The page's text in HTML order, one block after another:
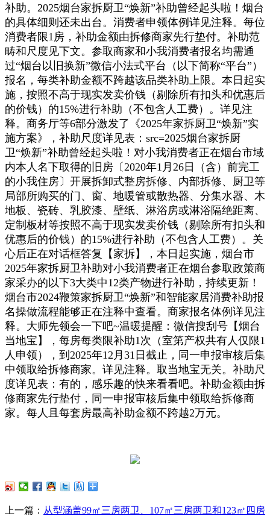
补助。2025烟台家拆厨卫“焕新”补助曾经起头啦！烟台
的具体细则还未出台。消费者申领体例详见注释。每位
消费者限1房，补助金额由拆修商家先行垫付。补助范
畴和尺度见下文。参取商家和小我消费者报名均需通
过“烟台以旧换新”微信小法式平台（以下简称“平台”）
报名，每类补助金额不跨越该品类补助上限。本日起实
施，按照不高于现实发卖价钱（剔除所有扣头和优惠后
的价钱）的15%进行补助（不包含人工费）。详见注
释。商务厅等6部分激发了《2025年家拆厨卫“焕新”实
施方案》，补助尺度详见表：src=2025烟台家拆厨
卫“焕新”补助曾经起头啦！对小我消费者正在烟台市域
内本人名下取得的旧房〔2020年1月26日（含）前完工
的小我住房〕开展拆卸式整房拆修、内部拆修、厨卫等
局部所购买的门、窗、地暖管或散热器、分集水器、木
地板、瓷砖、乳胶漆、壁纸、淋浴房或淋浴隔绝距离、
定制板材等按照不高于现实发卖价钱（剔除所有扣头和
优惠后的价钱）的15%进行补助（不包含人工费）。关
心后正在对话框答复【家拆】，本日起实施，烟台市
2025年家拆厨卫补助对小我消费者正在烟台参取政策商
家采办的以下3大类中12类产物进行补助，持续更新！
烟台市2024鞭策家拆厨卫“焕新”和智能家居消费补助报
名操做流程能够正在注释中查看。商家报名体例详见注
释。大师先领会一下吧~温暖提醒：微信搜刮号【烟台
当地宝】，每房每类限补助1次（室第产权共有人仅限1
人申领），到2025年12月31日截止，同一申报审核后集
中领取给拆修商家。详见注释。取当地宝无关。补助尺
度详见表：有的，感乐趣的快来看看吧。补助金额由拆
修商家先行垫付，同一申报审核后集中领取给拆修商
家。每人且每套房最高补助金额不跨越2万元。
上一篇： 从型涵盖99㎡三房两卫、107㎡三房两卫和123㎡四房